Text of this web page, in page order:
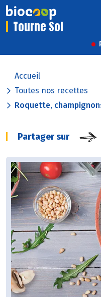
Tourne Sol
Accueil
Toutes nos recettes
Roquette,
Partager sur